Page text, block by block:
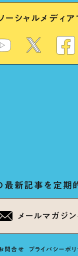
ーシャルメディ
新記事を定期
メールマガジン
問合せ プライバシーポリ